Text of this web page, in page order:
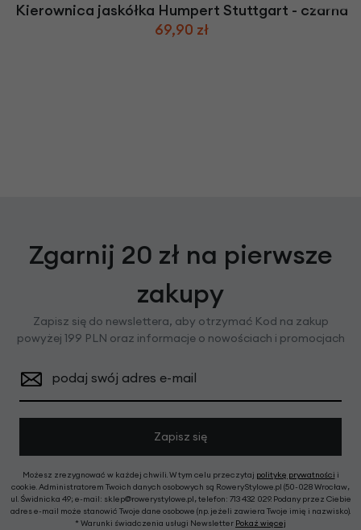
Kierownica jaskółka Humpert Stuttgart - czarna
69,90 zł
Zgarnij 20 zł na pierwsze
zakupy
Zapisz się do newslettera, aby otrzymać Kod na zakup
powyżej 199 PLN oraz informacje o nowościach i promocjach
podaj swój adres e-mail
Zapisz się
Możesz zrezygnować w każdej chwili. W tym celu przeczytaj politykę prywatności i
cookie. Administratorem Twoich danych osobowych są RoweryStylowe.pl (50-028 Wrocław,
ul. Świdnicka 49; e-mail: sklep@rowerystylowe.pl, telefon: 713 432 029. Podany przez Ciebie
adres e-mail może stanowić Twoje dane osobowe (np. jeżeli zawiera Twoje imię i nazwisko).
* Warunki świadczenia usługi Newsletter Pokaż więcej